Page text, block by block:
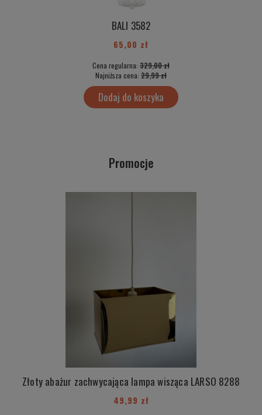
BALI 3582
65,00 zł
Cena regularna: 329,00 zł
Najniższa cena: 29,99 zł
Dodaj do koszyka
Promocje
Złoty abażur zachwycająca lampa wisząca LARSO 8288
49,99 zł